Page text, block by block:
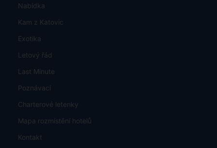
Nabídka
Kam z Katovic
Exotika
Letový řád
Last Minute
Poznávací
Charterové letenky
Mapa rozmístění hotelů
Kontakt